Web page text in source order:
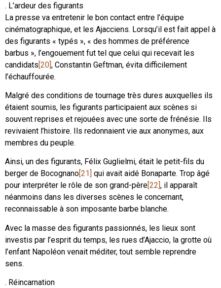
. L’ardeur des figurants
La presse va entretenir le bon contact entre l’équipe
cinématographique, et les Ajacciens. Lorsqu’il est fait appel à
des figurants « typés », « des hommes de préférence
barbus », l’engouement fut tel que celui qui recevait les
candidats[20], Constantin Geftman, évita difficilement
l’échauffourée.
Malgré des conditions de tournage très dures auxquelles ils
étaient soumis, les figurants participaient aux scènes si
souvent reprises et rejouées avec une sorte de frénésie. Ils
revivaient l’histoire. Ils redonnaient vie aux anonymes, aux
membres du peuple.
Ainsi, un des figurants, Félix Guglielmi, était le petit-fils du
berger de Bocognano [21] qui avait aidé Bonaparte. Trop âgé
pour interpréter le rôle de son grand-père [22] , il apparaît
néanmoins dans les diverses scènes le concernant,
reconnaissable à son imposante barbe blanche.
Avec la masse des figurants passionnés, les lieux sont
investis par l’esprit du temps, les rues d’Ajaccio, la grotte où
l’enfant Napoléon venait méditer, tout semble reprendre
sens.
. Réincarnation